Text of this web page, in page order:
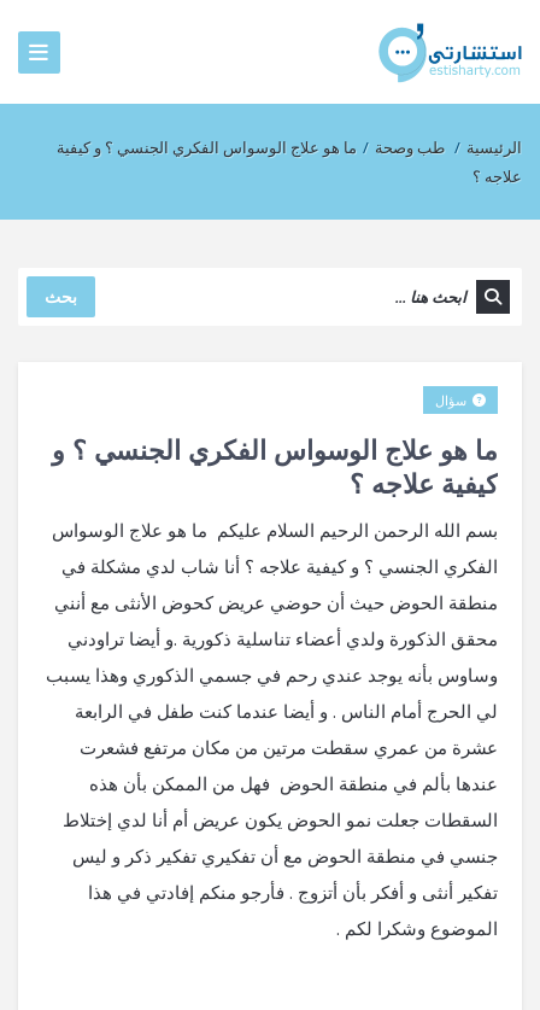
الرئيسية / طب وصحة / ما هو علاج الوسواس الفكري الجنسي ؟ و كيفية
علاجه ؟
بحث
ما هو علاج الوسواس الفكري الجنسي ؟ و
كيفية علاجه ؟
سؤال
بسم الله الرحمن الرحيم السلام عليكم ما هو علاج الوسواس
الفكري الجنسي ؟ و كيفية علاجه ؟ أنا شاب لدي مشكلة في
منطقة الحوض حيث أن حوضي عريض كحوض الأنثى مع أنني
محقق الذكورة ولدي أعضاء تناسلية ذكورية .و أيضا تراودني
وساوس بأنه يوجد عندي رحم في جسمي الذكوري وهذا يسبب
لي الحرج أمام الناس . و أيضا عندما كنت طفل في الرابعة
عشرة من عمري سقطت مرتين من مكان مرتفع فشعرت
عندها بألم في منطقة الحوض فهل من الممكن بأن هذه
السقطات جعلت نمو الحوض يكون عريض أم أنا لدي إختلاط
جنسي في منطقة الحوض مع أن تفكيري تفكير ذكر و ليس
تفكير أنثى و أفكر بأن أتزوج . فأرجو منكم إفادتي في هذا
الموضوع وشكرا لكم .